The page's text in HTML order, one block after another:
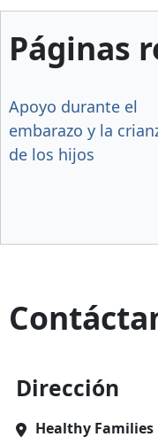
Páginas
Apoyo durante el
embarazo y la
de los hijos
Dirección
Healthy Families